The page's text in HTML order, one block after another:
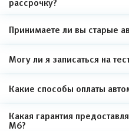
рассрочку?
Принимаете ли вы старые
Могу ли я записаться на
Какие способы оплаты
Какая гарантия
M6?